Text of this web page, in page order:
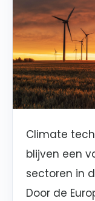
Climate
blijven een
sectoren in
Door de